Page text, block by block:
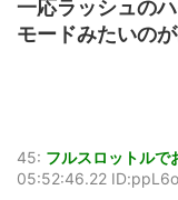
一応ラッシュの
モードみたいのが
45: フルスロットルで
05:52:46.22